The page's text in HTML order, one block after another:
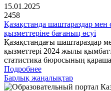
15.01.2025
2458
Қазақстанда шаштараздар
қызметтеріне бағаның өсуі
Қазақстандағы шаштараздар
қызметтері 2024 жылы
статистика бюросының
Подробнее
Барлық жаңалықтар